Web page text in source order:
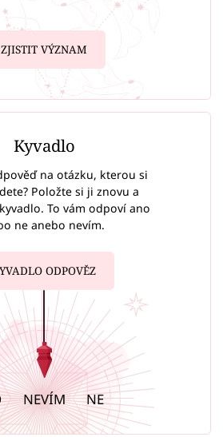
ZJISTIT VÝZNAM
Kyvadlo
na otázku, kterou si
Položte si ji znovu a
To vám odpoví ano
ne anebo nevím.
ODPOVĚZ
NEVÍM NE